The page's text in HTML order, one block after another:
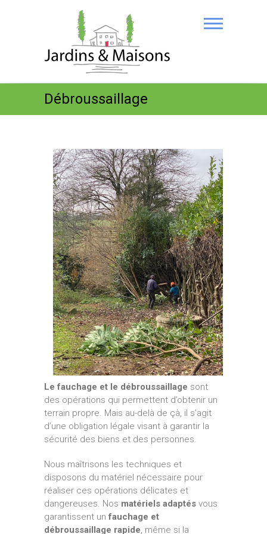
Débroussaillage
Le fauchage et le débroussaillage sont
des opérations qui permettent d’obtenir un
terrain propre. Mais au-delà de çà, il s’agit
d’une obligation légale visant à garantir la
sécurité des biens et des personnes.
Nous maîtrisons les techniques et
disposons du matériel nécessaire pour
réaliser ces opérations délicates et
dangereuses. Nos matériels adaptés vous
garantissent unfauchage et
débroussaillage rapide, même si la